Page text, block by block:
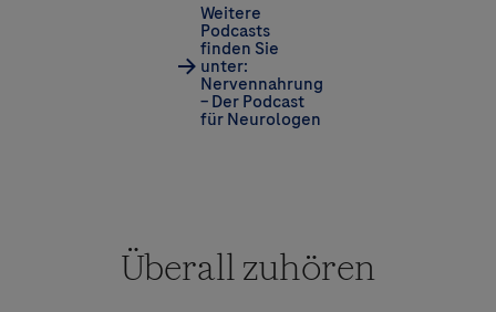
Weitere
Podcasts
finden Sie
unter:
Nervennahrung
– Der Podcast
für Neurologen
Überall zuhören